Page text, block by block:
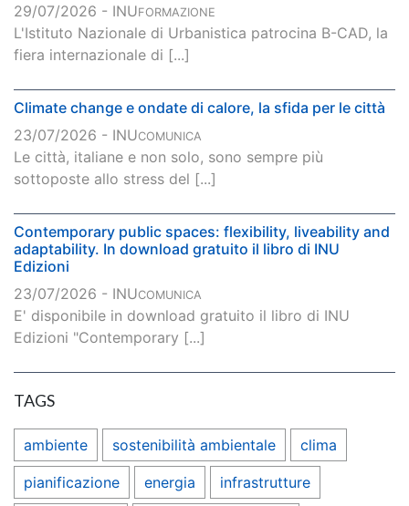
29/07/2026 - INUFORMAZIONE
L'Istituto Nazionale di Urbanistica patrocina B-CAD, la
fiera internazionale di [...]
Climate change e ondate di calore, la sfida per le città
23/07/2026 - INUCOMUNICA
Le città, italiane e non solo, sono sempre più
sottoposte allo stress del [...]
Contemporary public spaces: flexibility, liveability and
adaptability. In download gratuito il libro di INU
Edizioni
23/07/2026 - INUCOMUNICA
E' disponibile in download gratuito il libro di INU
Edizioni "Contemporary [...]
TAGS
ambiente sostenibilità ambientale clima
pianificazione energia infrastrutture